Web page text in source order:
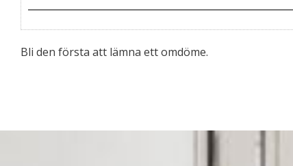
Bli den första att lämna ett omdöme.